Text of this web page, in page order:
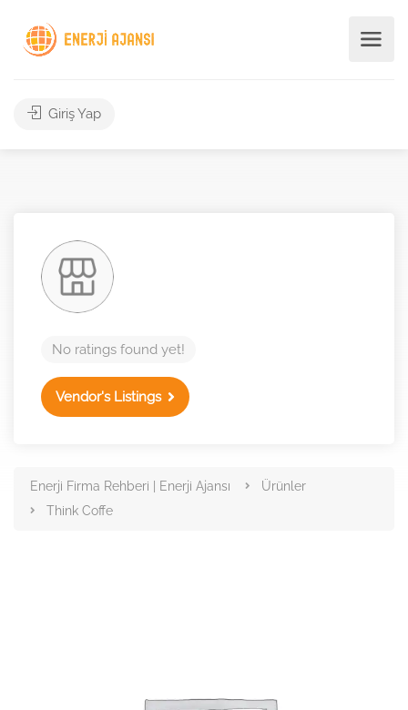
Giriş Yap
No ratings found yet!
Vendor's Listings
Enerji Firma Rehberi | Enerji Ajansı
Ürünler
Think Coffe